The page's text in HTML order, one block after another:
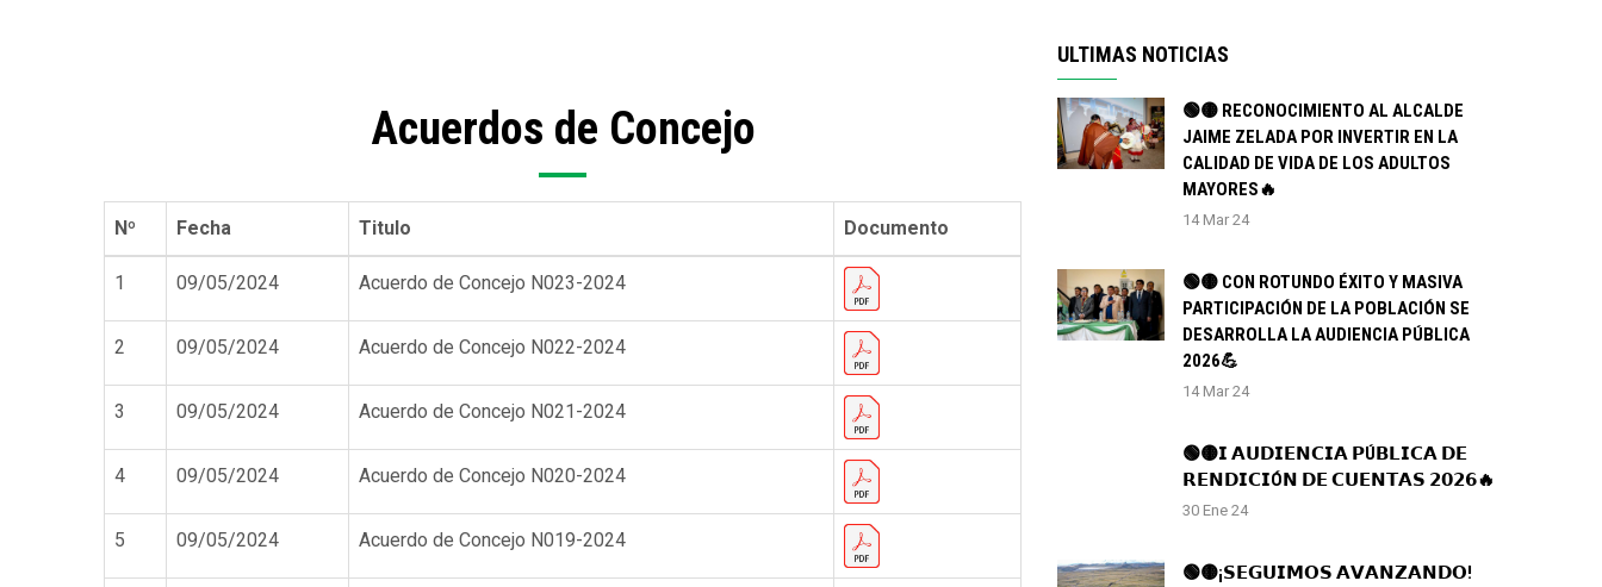
Acuerdos de Concejo
Nº Fecha Titulo Documento
1 09/05/2024 Acuerdo de Concejo N023-2024
2 09/05/2024 Acuerdo de Concejo N022-2024
3 09/05/2024 Acuerdo de Concejo N021-2024
4 09/05/2024 Acuerdo de Concejo N020-2024
5 09/05/2024 Acuerdo de Concejo N019-2024
ULTIMAS NOTICIAS
🟢🟡 RECONOCIMIENTO AL ALCALDE
JAIME ZELADA POR INVERTIR EN LA
CALIDAD DE VIDA DE LOS ADULTOS
MAYORES🔥
14 Mar 24
🟢🟡 CON ROTUNDO ÉXITO Y MASIVA
PARTICIPACIÓN DE LA POBLACIÓN SE
DESARROLLA LA AUDIENCIA PÚBLICA
2026💪
14 Mar 24
🟢🟡𝗜 𝗔𝗨𝗗𝗜𝗘𝗡𝗖𝗜𝗔 𝗣Ú𝗕𝗟𝗜𝗖𝗔 𝗗𝗘
𝗥𝗘𝗡𝗗𝗜𝗖𝗜Ó𝗡 𝗗𝗘 𝗖𝗨𝗘𝗡𝗧𝗔𝗦 𝟮𝟬𝟮𝟲🔥
30 Ene 24
🟢🟡¡𝗦𝗘𝗚𝗨𝗜𝗠𝗢𝗦 𝗔𝗩𝗔𝗡𝗭𝗔𝗡𝗗𝗢!